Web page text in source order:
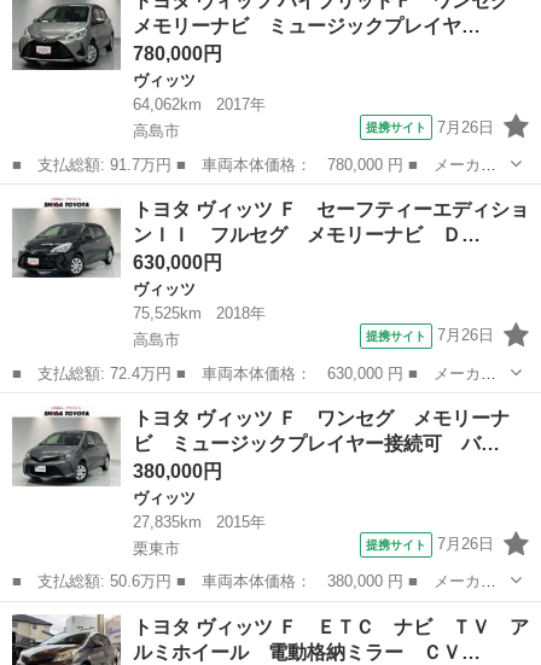
グ メモリーナビ ＤＶＤ再生 ＥＴＣ ワンオーナー 兵庫県内に
在住のお客様...
メモリーナビ ミュージックプレイヤ…
780,000円
ヴィッツ
64,062km
2017年
高島市
提携サイト 7月26日
■ 支払総額: 91.7万円 ■ 車両本体価格： 780,000 円 ■ メーカー
名： トヨタ ■ 車種名： ヴィッツ ■ グレード名： ハイブリッ
ドＦ ワンセグ メモリーナビ ミュージックプレイヤー接続可 バ
ックカメラ ...
滋賀 ヴィッツ
トヨタ ヴィッツ Ｆ セーフティーエディショ
ンＩＩ フルセグ メモリーナビ Ｄ…
630,000円
ヴィッツ
75,525km
2018年
高島市
提携サイト 7月26日
■ 支払総額: 72.4万円 ■ 車両本体価格： 630,000 円 ■ メーカー
名： トヨタ ■ 車種名： ヴィッツ ■ グレード名： Ｆ セーフ
ティーエディションＩＩ フルセグ メモリーナビ ＤＶＤ再生 ミ
ュージックプ...
滋賀 ヴィッツ
トヨタ ヴィッツ Ｆ ワンセグ メモリーナ
ビ ミュージックプレイヤー接続可 バ…
380,000円
ヴィッツ
27,835km
2015年
栗東市
提携サイト 7月26日
■ 支払総額: 50.6万円 ■ 車両本体価格： 380,000 円 ■ メーカー
名： トヨタ ■ 車種名： ヴィッツ ■ グレード名： Ｆ ワンセ
グ メモリーナビ ミュージックプレイヤー接続可 バックカメラ
ＥＴＣ ワン...
滋賀 栗東市 ヴィッツ
トヨタ ヴィッツ Ｆ ＥＴＣ ナビ ＴＶ ア
ルミホイール 電動格納ミラー ＣＶ…